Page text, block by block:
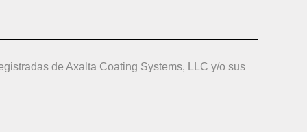
de Axalta Coating Systems, LLC y/o sus